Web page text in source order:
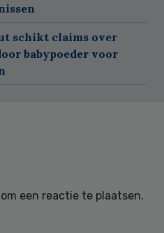
schikt claims over
babypoeder voor
om een reactie te plaatsen.